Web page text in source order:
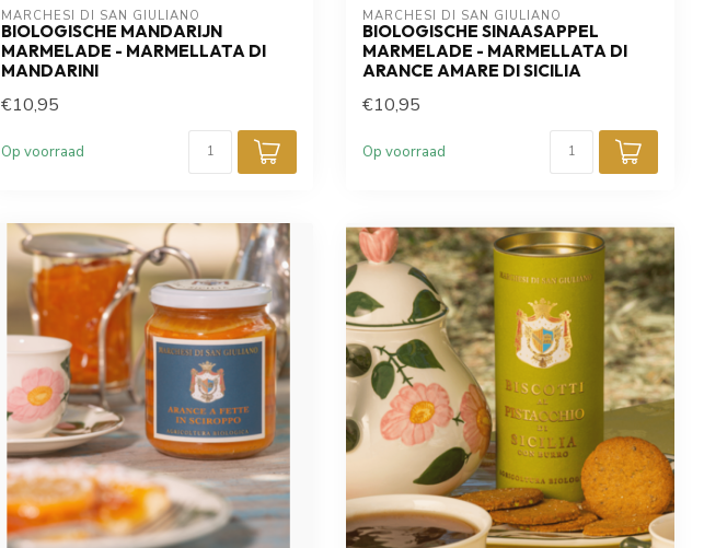
MARCHESI DI SAN GIULIANO
BIOLOGISCHE MANDARIJN
MARMELADE - MARMELLATA DI
MANDARINI
€10,95
Op voorraad
MARCHESI DI SAN GIULIANO
BIOLOGISCHE SINAASAPPEL
MARMELADE - MARMELLATA DI
ARANCE AMARE DI SICILIA
€10,95
Op voorraad